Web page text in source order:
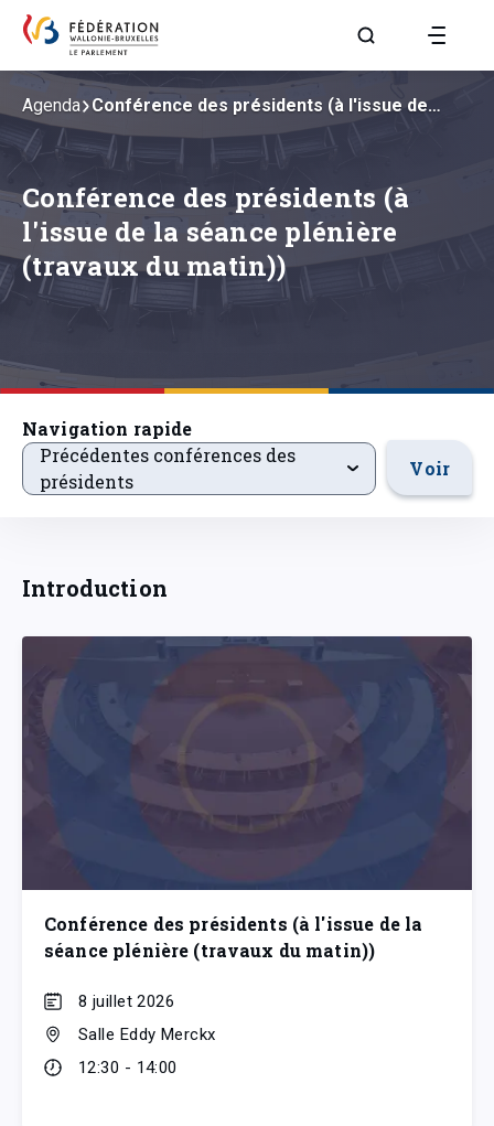
Aller à la page
Conférence des présidents (à
l'issue de la séance plénière
(travaux du matin))
Agenda Conférence des présidents (à l'issue de…
Navigation rapide
precedentsevenements
Précédentes conférences des
présidents
Voir
Introduction
Conférence des présidents (à l'issue de la
séance plénière (travaux du matin))
8 juillet 2026
Salle Eddy Merckx
12:30 - 14:00